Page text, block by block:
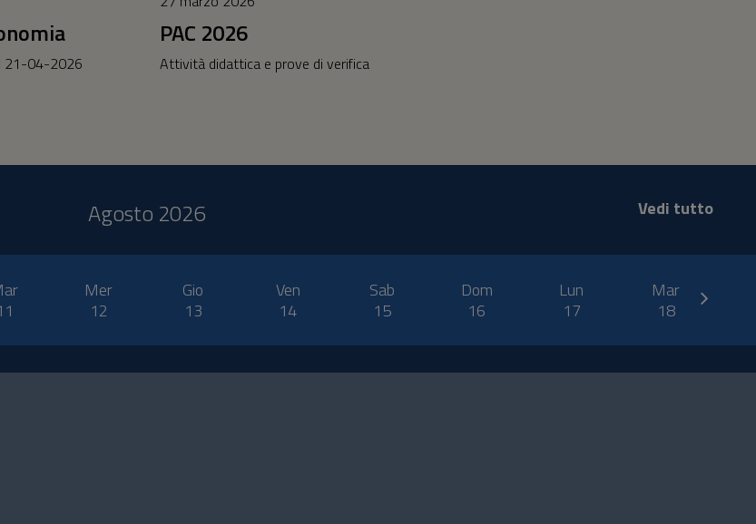
21-04-2026
PAC 2026
Attività didattica e prove di verifica
Agosto 2026 Vedi tutto
Mer
12
Gio
13
Ven
14
Sab
15
Dom
16
Lun
17
Mar
18